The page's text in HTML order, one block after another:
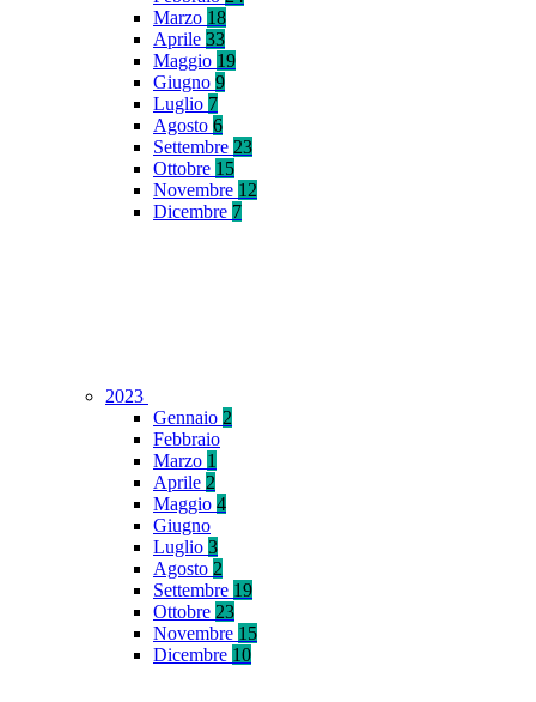
Marzo 18
Aprile 33
Maggio 19
Giugno 9
Luglio 7
Agosto 6
Settembre 23
Ottobre 15
Novembre 12
Dicembre 7
2023
Gennaio 2
Febbraio
Marzo 1
Aprile 2
Maggio 4
Giugno
Luglio 3
Agosto 2
Settembre 19
Ottobre 23
Novembre 15
Dicembre 10